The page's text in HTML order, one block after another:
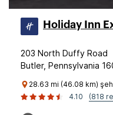
Holiday Inn
203 North Duffy Road
Butler, Pennsylvania
28.63 mi (46.08 km)
4.10
(818